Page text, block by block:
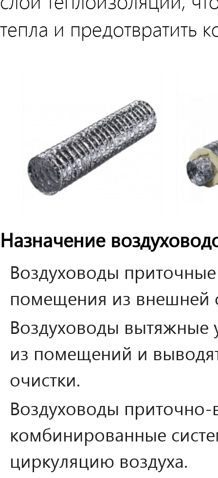
тепла и предотвратить
Назначение
Воздуховоды
помещения из
Воздуховоды вытяжные
из помещений и
очистки.
Воздуховоды
комбинированные
циркуляцию воздуха.